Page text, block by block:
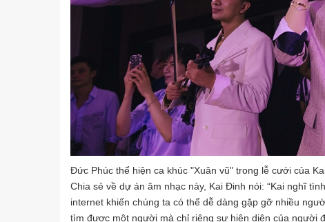
Đức Phúc thể hiện ca khúc "Xuân vũ" trong lễ cưới của
Chia sẻ về dự án âm nhạc này, Kai Đinh nói: “Kai nghĩ
internet khiến chúng ta có thể dễ dàng gặp gỡ nhiều
tìm được một người mà chỉ riêng sự hiện diện của người